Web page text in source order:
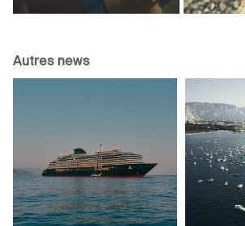
Autres news